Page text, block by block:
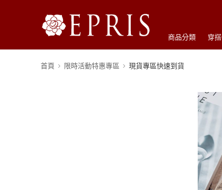
商品分類 穿
首頁 限時活動特惠專區 現貨專區快速到貨